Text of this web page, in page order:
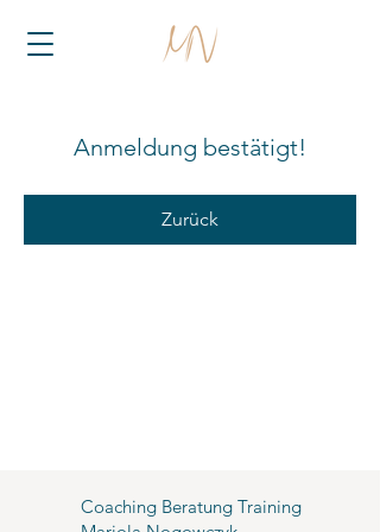
Anmeldung bestätigt!
Zurück
Coaching Beratung Training